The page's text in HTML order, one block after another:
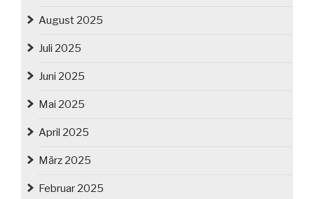
August 2025
Juli 2025
Juni 2025
Mai 2025
April 2025
März 2025
Februar 2025